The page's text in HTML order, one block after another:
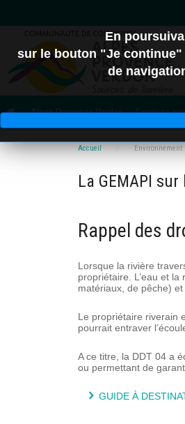
Alpes Provence Verdon Services
Accueil Environnement
La GEMAPI
Rappel des
Lorsque la rivière
propriétaire. L’eau et
matériaux, de pêche) et
Le propriétaire riverain
pourrait entraver
A ce titre, la DDT 04 a
ou permettant de
GUIDE À
En
sur le bouton "Je continue"
de